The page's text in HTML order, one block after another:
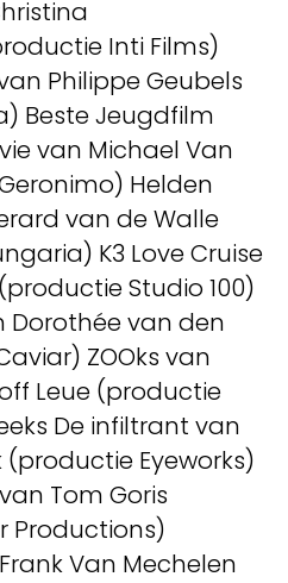
Inti Films)
Philippe Geubels
Beste Jeugdfilm
van Michael Van
Helden
van de Walle
K3 Love Cruise
Studio 100)
Dorothée van den
ZOOks van
Leue (productie
De infiltrant van
Eyeworks)
Tom Goris
Productions)
Van Mechelen